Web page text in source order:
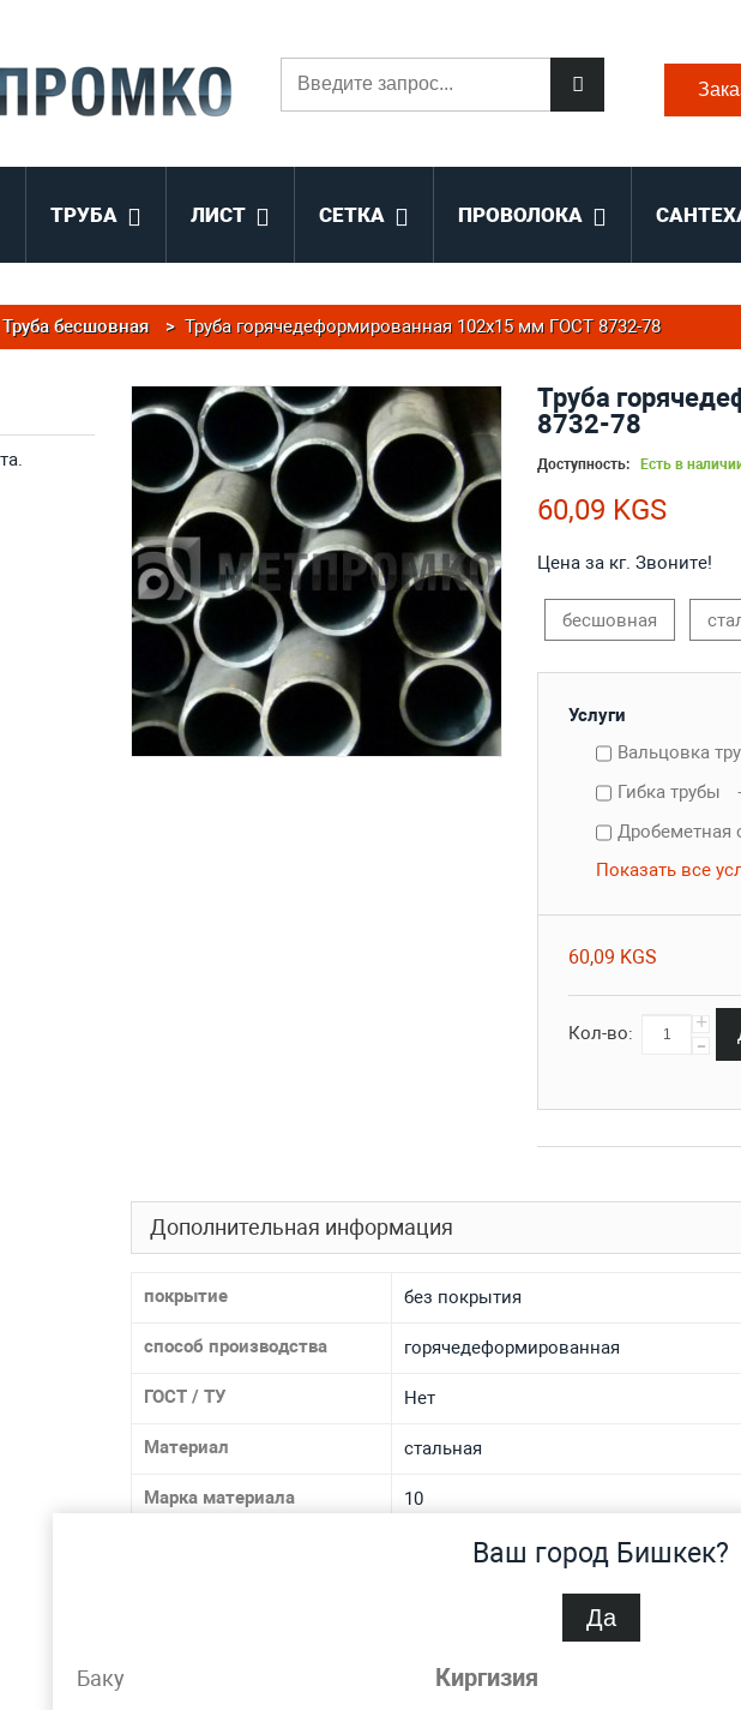
Ваш город Бишкек?
Да
Баку Киргизия
ТРУБА ЛИСТ СЕТКА ПРОВОЛОКА
Труба бесшовная > Труба горячедеформированная 102х15 мм ГОСТ 8732-78
Труба
8732-78
Доступность: Есть в
60,09 KGS
Цена за кг. Звоните!
бесшовная
Услуги
Вальцовка
Гибка трубы
Дробеметная
Показать все
60,09 KGS
Кол-во: +
-
Дополнительная информация
покрытие без покрытия
способ производства горячедеформированная
ГОСТ / ТУ Нет
Материал стальная
Марка материала 10
Труба горячедеформированная 102х15 мм ГОСТ 8732-78 всегда в